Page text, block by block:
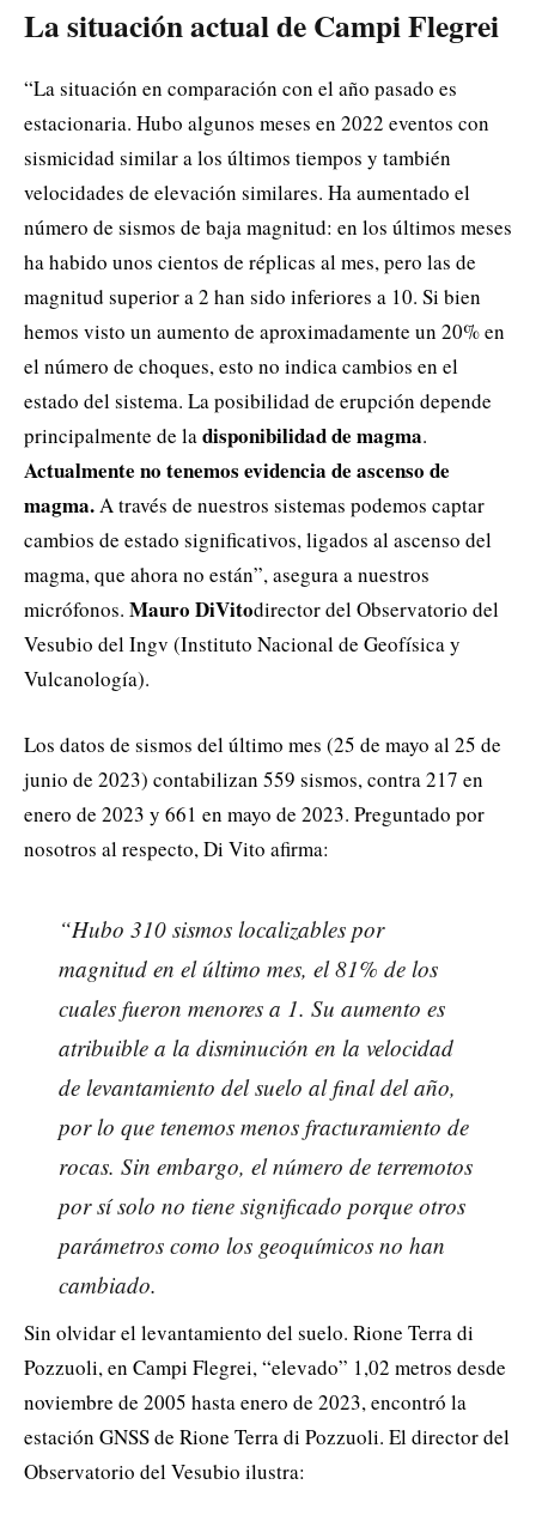
La situación actual de Campi Flegrei
“La situación en comparación con el año pasado es
estacionaria. Hubo algunos meses en 2022 eventos con
sismicidad similar a los últimos tiempos y también
velocidades de elevación similares. Ha aumentado el
número de sismos de baja magnitud: en los últimos meses
ha habido unos cientos de réplicas al mes, pero las de
magnitud superior a 2 han sido inferiores a 10. Si bien
hemos visto un aumento de aproximadamente un 20% en
el número de choques, esto no indica cambios en el
estado del sistema. La posibilidad de erupción depende
principalmente de ladisponibilidad de magma.
Actualmente no tenemos evidencia de ascenso de
magma.A través de nuestros sistemas podemos captar
cambios de estado significativos, ligados al ascenso del
magma, que ahora no están”, asegura a nuestros
micrófonos. Mauro DiVitodirector del Observatorio del
Vesubio del Ingv (Instituto Nacional de Geofísica y
Vulcanología).
Los datos de sismos del último mes (25 de mayo al 25 de
junio de 2023) contabilizan 559 sismos, contra 217 en
enero de 2023 y 661 en mayo de 2023. Preguntado por
nosotros al respecto, Di Vito afirma:
“Hubo 310 sismos localizables por
magnitud en el último mes, el 81% de los
cuales fueron menores a 1. Su aumento es
atribuible a la disminución en la velocidad
de levantamiento del suelo al final del año,
por lo que tenemos menos fracturamiento de
rocas. Sin embargo, el número de terremotos
por sí solo no tiene significado porque otros
parámetros como los geoquímicos no han
cambiado.
Sin olvidar el levantamiento del suelo. Rione Terra di
Pozzuoli, en Campi Flegrei, “elevado” 1,02 metros desde
noviembre de 2005 hasta enero de 2023, encontró la
estación GNSS de Rione Terra di Pozzuoli. El director del
Observatorio del Vesubio ilustra: